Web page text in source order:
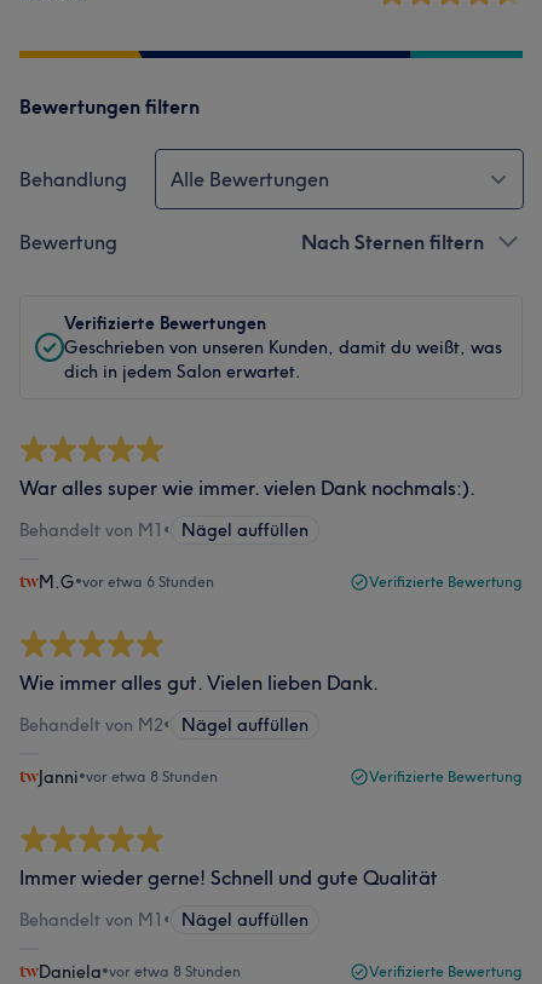
Bewertungen filtern
Behandlung Alle Bewertungen
Bewertung Nach Sternen filtern
Verifizierte Bewertungen
Geschrieben von unseren Kunden, damit du weißt, was
dich in jedem Salon erwartet.
War alles super wie immer. vielen Dank nochmals:).
Behandelt von M1 • Nägel auffüllen
M.G•vor etwa 6 Stunden Verifizierte Bewertung
Wie immer alles gut. Vielen lieben Dank.
Behandelt von M2• Nägel auffüllen
Janni•vor etwa 8 Stunden Verifizierte Bewertung
Immer wieder gerne! Schnell und gute Qualität
Behandelt von M1 • Nägel auffüllen
Daniela•vor etwa 8 Stunden Verifizierte Bewertung